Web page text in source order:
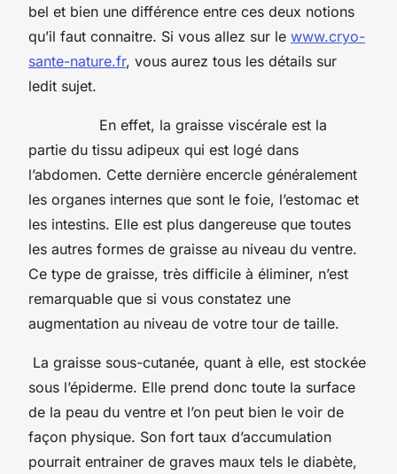
bel et bien une différence entre ces deux notions
qu’il faut connaitre. Si vous allez sur le www.cryo-
sante-nature.fr, vous aurez tous les détails sur
ledit sujet.
En effet, la graisse viscérale est la
partie du tissu adipeux qui est logé dans
l’abdomen. Cette dernière encercle généralement
les organes internes que sont le foie, l’estomac et
les intestins. Elle est plus dangereuse que toutes
les autres formes de graisse au niveau du ventre.
Ce type de graisse, très difficile à éliminer, n’est
remarquable que si vous constatez une
augmentation au niveau de votre tour de taille.
La graisse sous-cutanée, quant à elle, est stockée
sous l’épiderme. Elle prend donc toute la surface
de la peau du ventre et l’on peut bien le voir de
façon physique. Son fort taux d’accumulation
pourrait entrainer de graves maux tels le diabète,